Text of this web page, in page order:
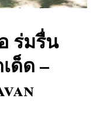
ร่มรื่น
ด็ด –